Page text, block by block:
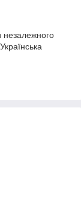
незалежного